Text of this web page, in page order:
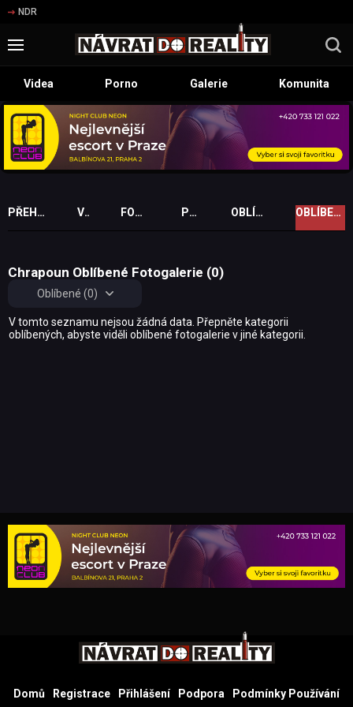
NDR
Videa Porno Galerie Komunita
PŘEHLED PROFILU VIDEA FOTOGALERIE PŘÁTELÉ OBLÍBENÁ VIDEA OBLÍBENÉ FOTOGALERIE
Chrapoun Oblíbené Fotogalerie (0)
Oblíbené (0)
V tomto seznamu nejsou žádná data. Přepněte kategorii
oblíbených, abyste viděli oblíbené fotogalerie v jiné kategorii.
Domů Registrace Přihlášení Podpora Podmínky Používání